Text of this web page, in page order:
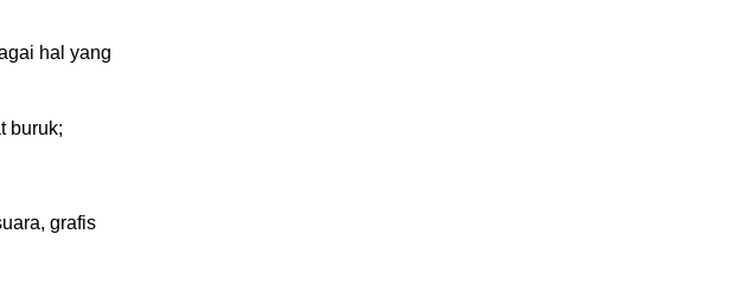
hal yang
buruk;
grafis